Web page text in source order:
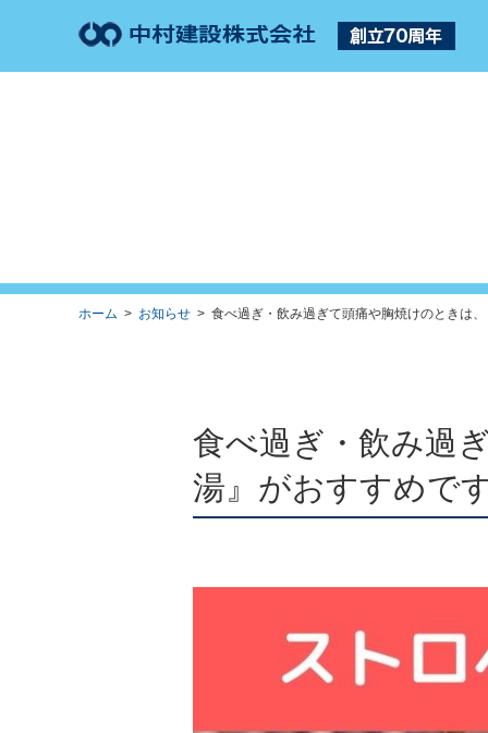
ホーム > お知らせ > 食べ過ぎ・飲み過ぎて頭痛や胸焼けのときは
食べ過ぎ・飲み過
湯』がおすすめで